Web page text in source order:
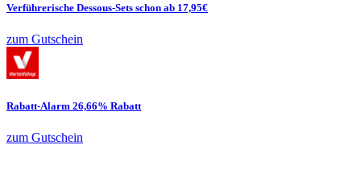
Verführerische Dessous-Sets schon ab 17,95€
zum Gutschein
Rabatt-Alarm 26,66% Rabatt
zum Gutschein